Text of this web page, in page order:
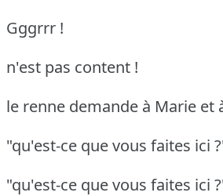
Gggrrr !
n'est pas content !
le renne demande à Marie et
"qu'est-ce que vous faites ici
"qu'est-ce que vous faites ici